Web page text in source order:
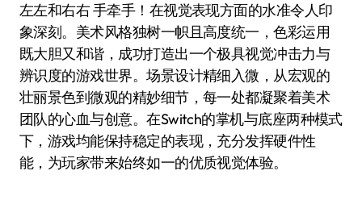
左左和右右 手牵手！在视觉表现方面的水准令人印
象深刻。美术风格独树一帜且高度统一，色彩运用
既大胆又和谐，成功打造出一个极具视觉冲击力与
辨识度的游戏世界。场景设计精细入微，从宏观的
壮丽景色到微观的精妙细节，每一处都凝聚着美术
团队的心血与创意。在Switch的掌机与底座两种模式
下，游戏均能保持稳定的表现，充分发挥硬件性
能，为玩家带来始终如一的优质视觉体验。